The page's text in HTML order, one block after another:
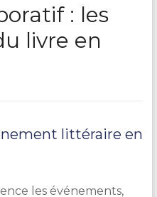
: les
livre en
littéraire en
les événements,